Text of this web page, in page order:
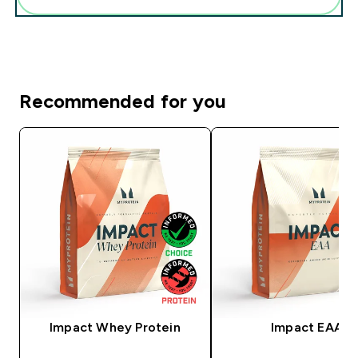
Recommended for you
Impact Whey Protein Impact EAA